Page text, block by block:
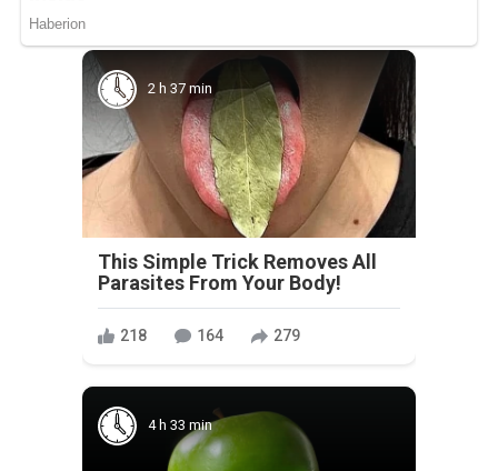
2 h 37 min
This Simple Trick Removes All
Parasites From Your Body!
218 164 279
4 h 33 min